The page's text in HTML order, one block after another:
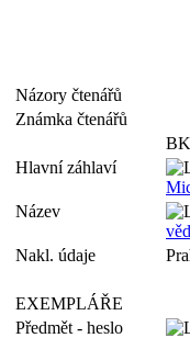
Názory čtenářů
Známka čtenářů
BK
Hlavní záhlaví
Název
Nakl. údaje
EXEMPLÁŘE
Předmět - heslo